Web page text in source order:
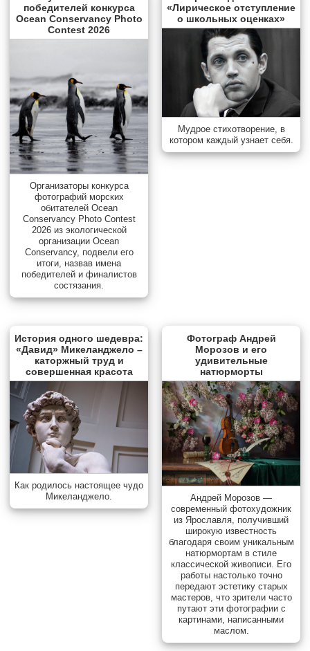
победителей конкурса
Ocean Conservancy Photo
Contest 2026
Организаторы конкурса
фотографий морских
обитателей Ocean
Conservancy Photo Contest
2026 из экологической
организации Ocean
Conservancy, подвели его
итоги, назвав имена
победителей и финалистов
состязания.
«Лирическое отступление
о школьных оценках»
Мудрое стихотворение, в
котором каждый узнает себя.
История одного шедевра:
«Давид» Микеланджело –
каторжный труд и
совершенная красота
Как родилось настоящее чудо
Микеланджело.
Фотограф Андрей
Морозов и его
удивительные
натюрморты
Андрей Морозов —
современный фотохудожник
из Ярославля, получивший
широкую известность
благодаря своим уникальным
натюрмортам в стиле
классической живописи. Его
работы настолько точно
передают эстетику старых
мастеров, что зрители часто
путают эти фотографии с
картинами, написанными
маслом.